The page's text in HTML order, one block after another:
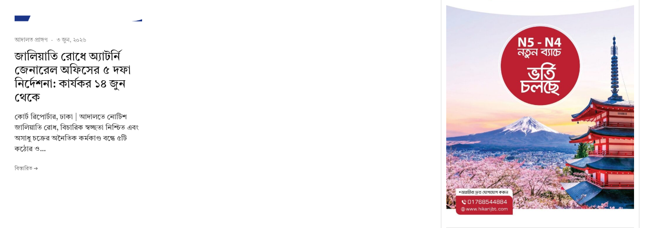
আদালত প্রাঙ্গণ · ৩ জুন, ২০২৬
জালিয়াতি রোধে অ্যাটর্নি
জেনারেল অফিসের ৫ দফা
নির্দেশনা: কার্যকর ১৪ জুন
থেকে
কোর্ট রিপোর্টার, ঢাকা | আদালতে নোটিশ
জালিয়াতি রোধ, বিচারিক স্বচ্ছতা নিশ্চিত এবং
অসাধু চক্রের অনৈতিক কর্মকাণ্ড বন্ধে ৫টি
কঠোর ও...
বিস্তারিত ➔